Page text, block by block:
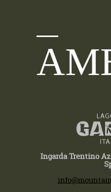
Ingarda Trentino